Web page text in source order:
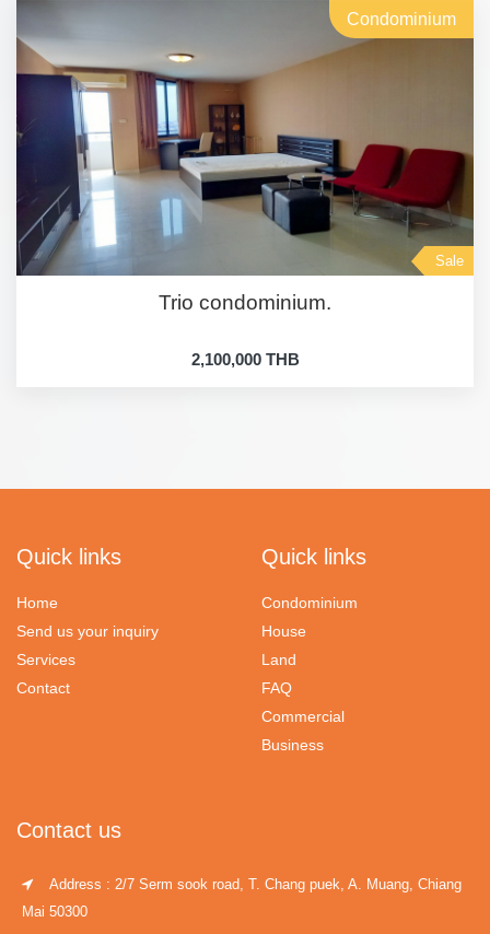
Condominium
Sale
Trio condominium.
2,100,000 THB
Quick links
Home
Send us your inquiry
Services
Contact
Quick links
Condominium
House
Land
FAQ
Commercial
Business
Contact us
Address : 2/7 Serm sook road, T. Chang puek, A. Muang, Chiang
Mai 50300